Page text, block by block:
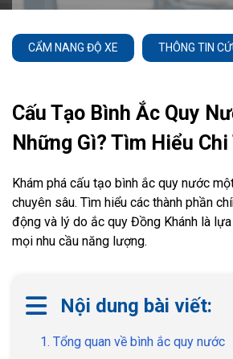
CẨM NANG ĐỘ XE THÔNG TIN
Cấu Tạo Bình Ắc Quy
Những Gì? Tìm Hiểu
Khám phá cấu tạo bình ắc quy nước
chuyên sâu. Tìm hiểu các thành phần
động và lý do ắc quy Đồng Khánh là
mọi nhu cầu năng lượng.
Nội dung bài viết:
1. Tổng quan về bình ắc quy nước